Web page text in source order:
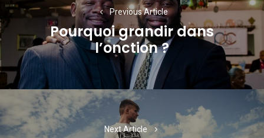
l’article
Previous Article
Previous
post:
Pourquoi grandir dans
l’onction ?
Next Article